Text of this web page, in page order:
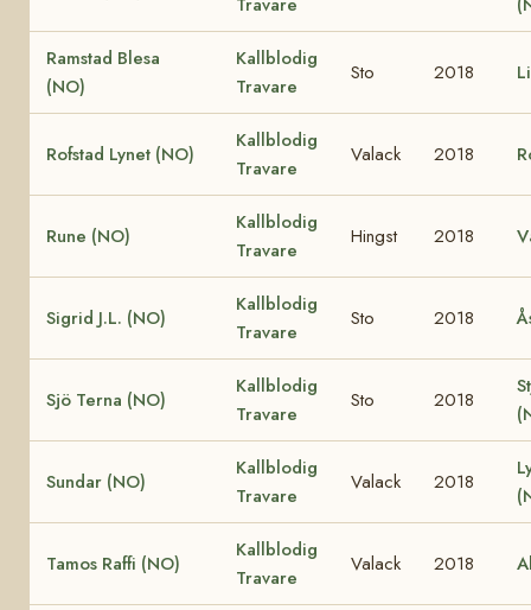
Ramstad Blesa
(NO)
Kallblodig
Travare
Sto 2018
Rofstad Lynet (NO)
Kallblodig
Travare
Valack 2018
Rune (NO)
Kallblodig
Travare
Hingst 2018
Sigrid J.L. (NO)
Kallblodig
Travare
Sto 2018
Sjö Terna (NO)
Kallblodig
Travare
Sto 2018
Sundar (NO)
Kallblodig
Travare
Valack 2018
Tamos Raffi (NO)
Kallblodig
Travare
Valack 2018